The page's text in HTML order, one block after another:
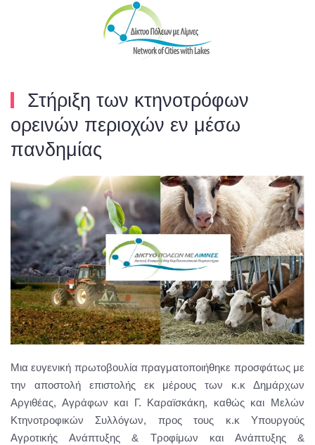
Skip to main content
Στήριξη των κτηνοτρόφων
ορεινών περιοχών εν μέσω
πανδημίας
Μια ευγενική πρωτοβουλία πραγματοποιήθηκε προσφάτως με
την αποστολή επιστολής εκ μέρους των κ.κ Δημάρχων
Αργιθέας, Αγράφων και Γ. Καραϊσκάκη, καθώς και Μελών
Κτηνοτροφικών Συλλόγων, προς τους κ.κ Υπουργούς
Αγροτικής Ανάπτυξης & Τροφίμων και Ανάπτυξης &